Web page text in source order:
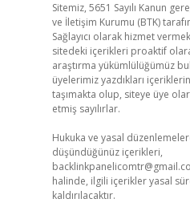
Sitemiz, 5651 Sayılı Kanun
ve İletişim Kurumu (BTK)
Sağlayıcı olarak hizmet
sitedeki içerikleri proaktif
araştırma yükümlülüğümüz
üyelerimiz yazdıkları
taşımakta olup, siteye üye
etmiş sayılırlar.
Hukuka ve yasal
düşündüğünüz içerikleri,
halinde, ilgili içerikler yasal
kaldırılacaktır.